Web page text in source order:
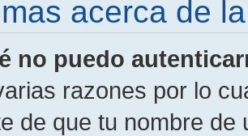
acerca de
no puedo
razones por lo
de que tu nombre